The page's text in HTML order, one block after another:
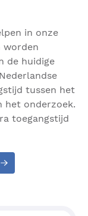
in onze
worden
de huidige
tussen het
het onderzoek.
toegangstijd